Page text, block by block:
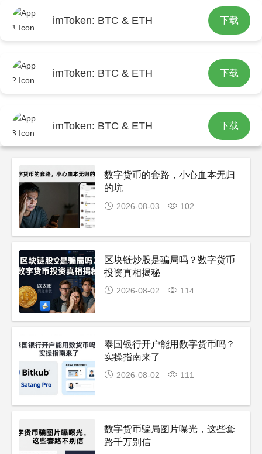
imToken: BTC & ETH 下载
imToken: BTC & ETH 下载
imToken: BTC & ETH 下载
首页
数字货币的套路，小心血本无归
的坑
2026-08-03 102
区块链炒股是骗局吗？数字货币
投资真相揭秘
2026-08-02 114
泰国银行开户能用数字货币吗？
实操指南来了
2026-08-02 111
数字货币骗局图片曝光，这些套
路千万别信